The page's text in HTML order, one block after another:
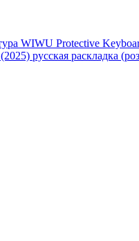
WIWU Protective
русская раскладка